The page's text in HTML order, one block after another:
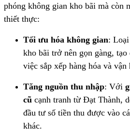
phóng không gian kho bãi mà còn
thiết thực:
Tối ưu hóa không gian:
kho bãi trở nên gọn gàng,
việc sắp xếp hàng hóa và vận
Tăng nguồn thu nhập: Với
cũ cạnh tranh từ Đạt Thành,
đầu tư số tiền thu được vào
khác.